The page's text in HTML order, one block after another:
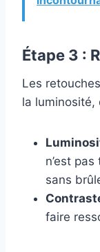
Étape 3 :
Les
la
n’est
sans
faire